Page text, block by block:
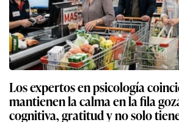
Los expertos en psicología
mantienen la calma en la fila
cognitiva, gratitud y no solo